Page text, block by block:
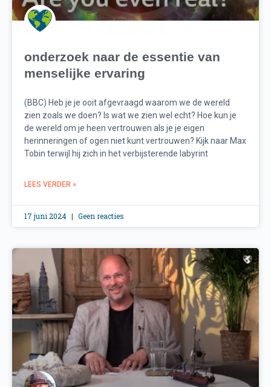
onderzoek naar de essentie van
menselijke ervaring
(BBC) Heb je je ooit afgevraagd waarom we de wereld
zien zoals we doen? Is wat we zien wel echt? Hoe kun je
de wereld om je heen vertrouwen als je je eigen
herinneringen of ogen niet kunt vertrouwen? Kijk naar Max
Tobin terwijl hij zich in het verbijsterende labyrint
LEES VERDER »
17 juni 2024 Geen reacties